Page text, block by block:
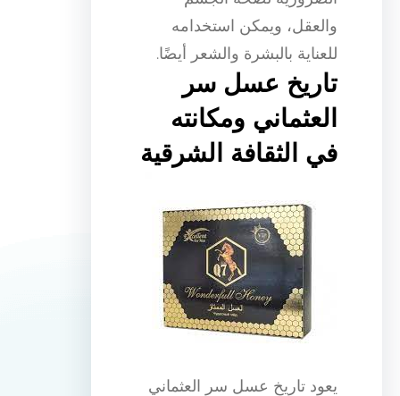
والعقل، ويمكن استخدامه
للعناية بالبشرة والشعر أيضًا.
تاريخ عسل سر
العثماني ومكانته
في الثقافة الشرقية
يعود تاريخ عسل سر العثماني